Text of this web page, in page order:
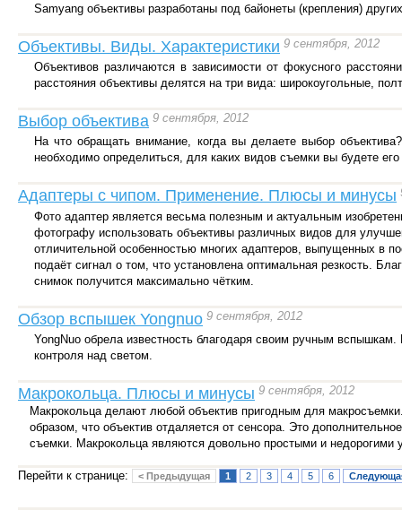
Samyang объективы разработаны под байонеты (крепления)
Объективы. Виды. Характеристики 9 сентября, 2012
Объективов различаются в зависимости от фокусного
расстояния объективы делятся на три вида: широкоугольные,
Выбор объектива 9 сентября, 2012
На что обращать внимание, когда вы делаете выбор
необходимо определиться, для каких видов съемки вы будете его
Адаптеры с чипом. Применение. Плюсы и минусы
Фото адаптер является весьма полезным и актуальным
фотографу использовать объективы различных видов для
отличительной особенностью многих адаптеров, выпущенных в
подаёт сигнал о том, что установлена оптимальная резкость.
снимок получится максимально чётким.
Обзор вспышек Yongnuo 9 сентября, 2012
YongNuo обрела известность благодаря своим ручным
контроля над светом.
Макрокольца. Плюсы и минусы 9 сентября, 2012
Макрокольца делают любой объектив пригодным для
образом, что объектив отдаляется от сенсора. Это
съемки. Макрокольца являются довольно простыми и недорогими
Перейти к странице: < Предыдущая 1 2 3 4 5 6